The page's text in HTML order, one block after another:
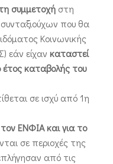
συμμετοχή στη
που θα
Κοινωνικής
εάν είχαν καταστεί
έτος καταβολής του
σε ισχύ από 1η
ΕΝΦΙΑ και για το
σε περιοχές της
από τις